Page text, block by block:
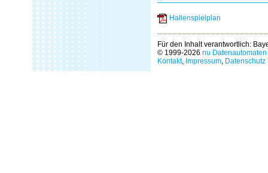
Hallenspielplan
Für den Inhalt verantwortlich:
© 1999-2026 nu
Kontakt, Impressum, Datenschutz